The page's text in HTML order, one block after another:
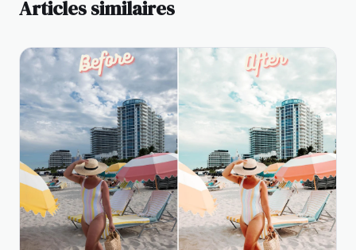
Articles similaires